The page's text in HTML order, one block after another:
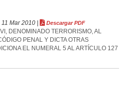
11 Mar 2010 | Descargar PDF
DENOMINADO TERRORISMO, AL
PENAL Y DICTA OTRAS
EL NUMERAL 5 AL ARTÍCULO 127